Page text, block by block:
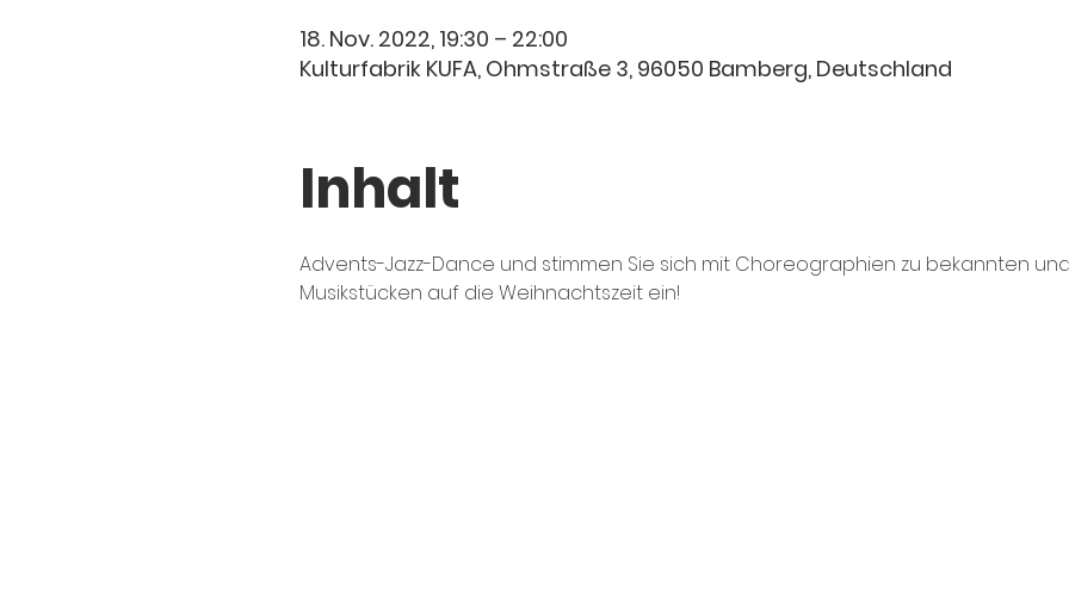
18. Nov. 2022, 19:30 – 22:00
Kulturfabrik KUFA, Ohmstraße 3, 96050 Bamberg, Deutschland
Inhalt
Advents-Jazz-Dance und stimmen Sie sich mit Choreographien zu bekannten
Musikstücken auf die Weihnachtszeit ein!